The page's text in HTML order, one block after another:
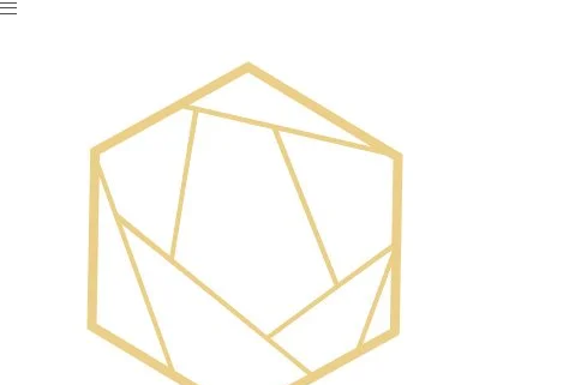
Nu ai niciun produs în coș.